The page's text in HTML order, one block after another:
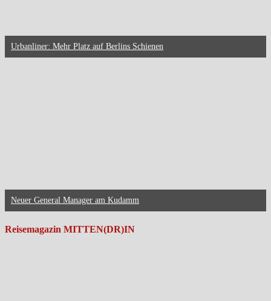
Urbanliner: Mehr Platz auf Berlins Schienen
Neuer General Manager am Kudamm
Reisemagazin MITTEN(DR)IN